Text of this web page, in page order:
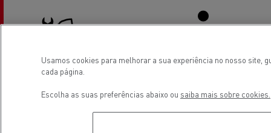
Usamos cookies para melhorar a sua experiência no nosso site,
cada página.
Escolha as suas preferências abaixo ou saiba mais sobre cookies.